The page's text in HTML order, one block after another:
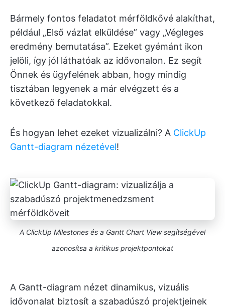
Bármely fontos feladatot mérföldkővé alakíthat,
például „Első vázlat elküldése” vagy „Végleges
eredmény bemutatása”. Ezeket gyémánt ikon
jelöli, így jól láthatóak az idővonalon. Ez segít
Önnek és ügyfelének abban, hogy mindig
tisztában legyenek a már elvégzett és a
következő feladatokkal.
És hogyan lehet ezeket vizualizálni? A ClickUp
Gantt-diagram nézetével!
A ClickUp Milestones és a Gantt Chart View segítségével
azonosítsa a kritikus projektpontokat
A Gantt-diagram nézet dinamikus, vizuális
idővonalat biztosít a szabadúszó projektjeinek